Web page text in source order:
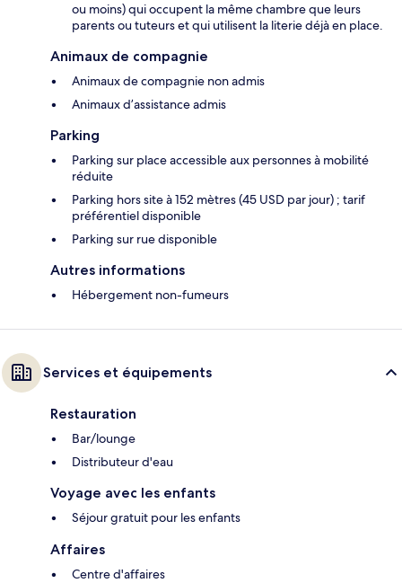
ou moins) qui occupent la même chambre que leurs
parents ou tuteurs et qui utilisent la literie déjà en place.
Animaux de compagnie
Animaux de compagnie non admis
Animaux d’assistance admis
Parking
Parking sur place accessible aux personnes à mobilité
réduite
Parking hors site à 152 mètres (45 USD par jour) ; tarif
préférentiel disponible
Parking sur rue disponible
Autres informations
Hébergement non-fumeurs
Services et équipements
Restauration
Bar/lounge
Distributeur d'eau
Voyage avec les enfants
Séjour gratuit pour les enfants
Affaires
Centre d'affaires